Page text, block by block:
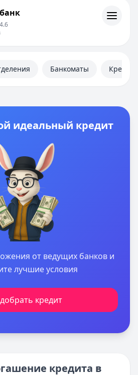
4.6
Банкоматы
идеальный кредит
от ведущих банков и
лучшие условия
кредит
кредита в